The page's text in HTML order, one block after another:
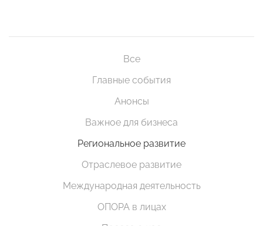
Все
Главные события
Анонсы
Важное для бизнеса
Региональное развитие
Отраслевое развитие
Международная деятельность
ОПОРА в лицах